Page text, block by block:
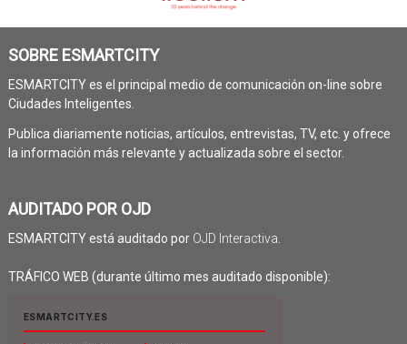
SOBRE ESMARTCITY
ESMARTCITY es el principal medio de comunicación on-line sobre
Ciudades Inteligentes.
Publica diariamente noticias, artículos, entrevistas, TV, etc. y ofrece
la información más relevante y actualizada sobre el sector.
AUDITADO POR OJD
ESMARTCITY está auditado por OJD Interactiva.
TRÁFICO WEB (durante último mes auditado disponible):